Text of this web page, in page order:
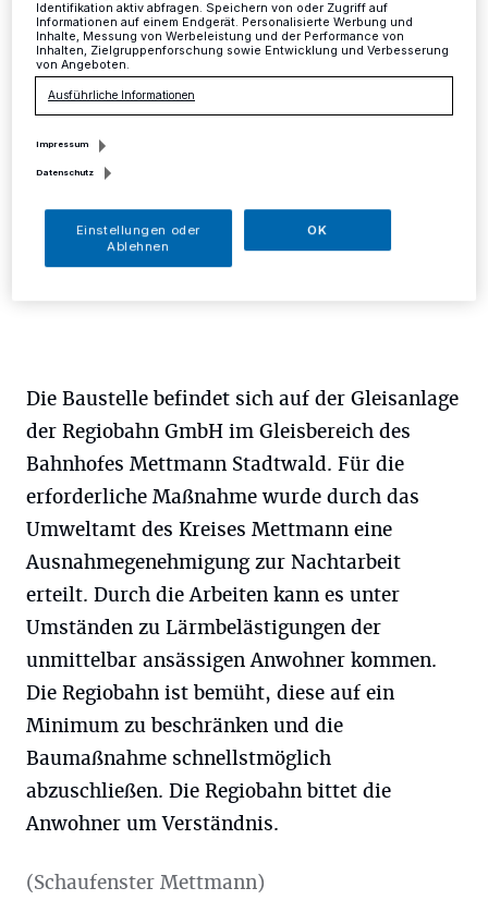
Mettmann·In der Nacht von Donnerstag auf Freitag
wird in der Zeit von 22 bis 4.30 Uhr eine
Weicheninstandsetzung mit Schleifarbeiten
durchgeführt.
Die Baustelle befindet sich auf der Gleisanlage
der Regiobahn GmbH im Gleisbereich des
Bahnhofes Mettmann Stadtwald. Für die
erforderliche Maßnahme wurde durch das
Umweltamt des Kreises Mettmann eine
Ausnahmegenehmigung zur Nachtarbeit
erteilt. Durch die Arbeiten kann es unter
Umständen zu Lärmbelästigungen der
unmittelbar ansässigen Anwohner kommen.
Die Regiobahn ist bemüht, diese auf ein
Minimum zu beschränken und die
Baumaßnahme schnellstmöglich
abzuschließen. Die Regiobahn bittet die
Anwohner um Verständnis.
(Schaufenster Mettmann)
Identifikation aktiv abfragen. Speichern von oder Zugriff auf
Informationen auf einem Endgerät. Personalisierte Werbung und
Inhalte, Messung von Werbeleistung und der Performance von
Inhalten, Zielgruppenforschung sowie Entwicklung und Verbesserung
von Angeboten.
Ausführliche Informationen
Impressum
Datenschutz
Einstellungen oder
Ablehnen
OK